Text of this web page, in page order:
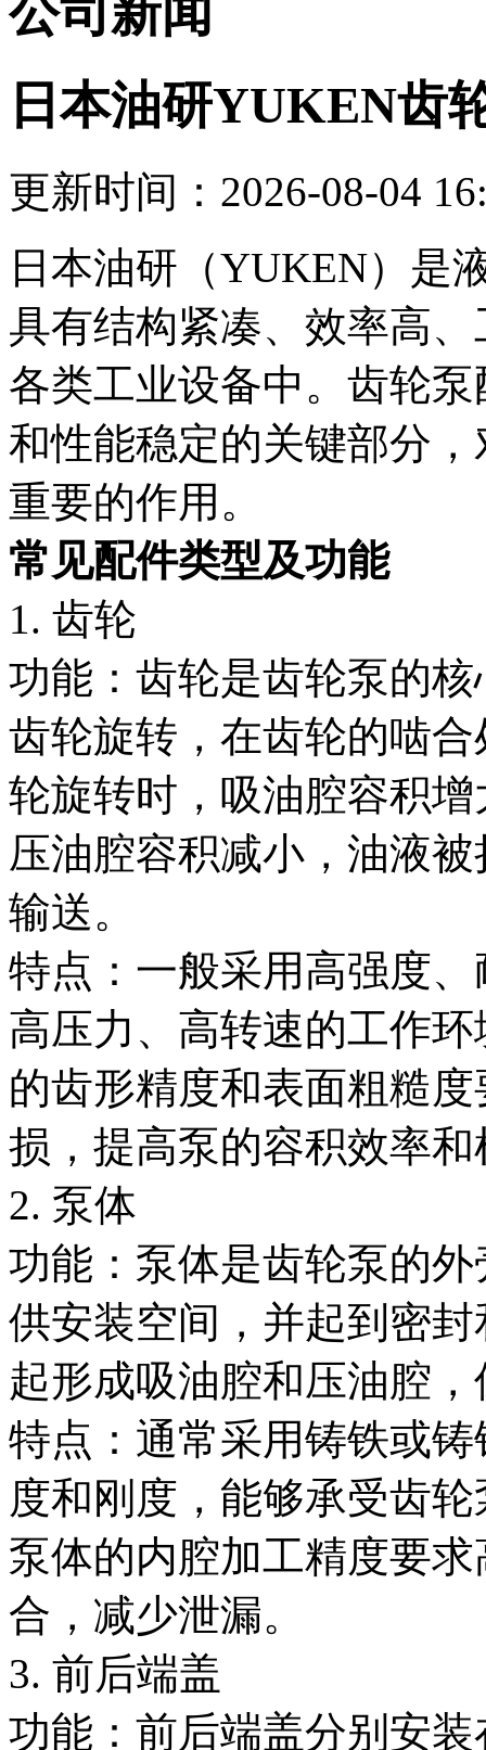
公司新闻
日本油研YUKEN齿
更新时间：2026-08-04
日本油研（YUKEN）是
具有结构紧凑、效率高
各类工业设备中。齿轮
和性能稳定的关键部分
重要的作用。
常见配件类型及功能
1. 齿轮
功能：齿轮是齿轮泵的
齿轮旋转，在齿轮的啮
轮旋转时，吸油腔容积
压油腔容积减小，油液
输送。
特点：一般采用高强度
高压力、高转速的工作
的齿形精度和表面粗糙
损，提高泵的容积效率
2. 泵体
功能：泵体是齿轮泵的
供安装空间，并起到密
起形成吸油腔和压油腔
特点：通常采用铸铁或
度和刚度，能够承受齿
泵体的内腔加工精度要
合，减少泄漏。
3. 前后端盖
功能：前后端盖分别安